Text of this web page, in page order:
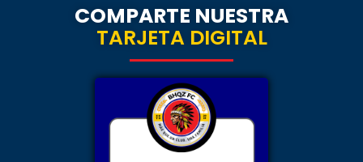
COMPARTE NUESTRA
TARJETA DIGITAL